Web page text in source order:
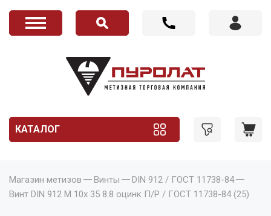
КАТАЛОГ
Магазин метизов Винты
DIN 912 / ГОСТ 11738-84
Винт DIN 912 M 10x 35 8.8 оцинк П/Р / ГОСТ 11738-84 (25)